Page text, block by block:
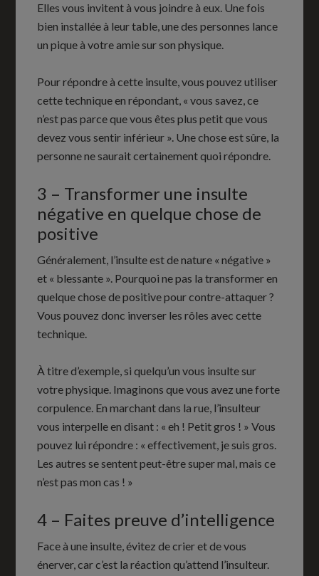
Elles vous invitent à vous joindre à eux. Une fois
bien installée à leur table, une des personnes lance
un pique à votre amie sur son physique.
Pour répondre à cette insulte, vous pouvez utiliser
cette technique en répondant, « vous savez, ce
n’est pas parce que vous êtes plus petit que vous
devez vous sentir inférieur ». Une chose est sûre, la
personne ne saurait certainement quoi répondre.
3 – Transformer une insulte
négative en quelque chose de
positive
Généralement, l’insulte est de nature « négative »
et « blessante ». Pourquoi ne pas la transformer en
quelque chose de positive pour contre-attaquer ?
Vous pouvez donc inverser les rôles avec cette
technique.
À titre d’exemple, si quelqu’un vous insulte sur
votre physique. Imaginons que vous avez une forte
corpulence. En marchant dans la rue, l’insulteur
vous interpelle en disant : « eh ! Petit gros ! » Vous
pouvez lui répondre : « effectivement, je suis gros.
Les autres se sentent peut-être super mal, mais ce
n’est pas mon cas ! »
4 – Faites preuve d’intelligence
Face à une insulte, évitez de crier et de vous
énerver, car c’est la réaction qu’attend l’insulteur.